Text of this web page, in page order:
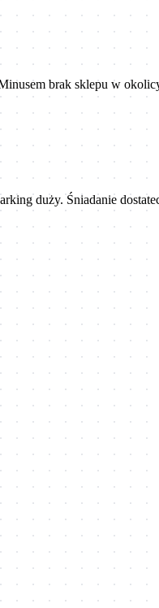
brak sklepu w
duży. Śniadanie